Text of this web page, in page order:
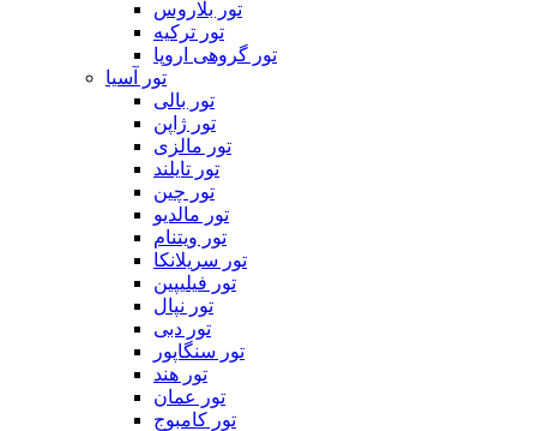
تور بلاروس
تور ترکیه
تور گروهی اروپا
تور آسیا
تور بالی
تور ژاپن
تور مالزی
تور تایلند
تور چین
تور مالدیو
تور ویتنام
تور سریلانکا
تور فیلیپین
تور نپال
تور دبی
تور سنگاپور
تور هند
تور عمان
تور کامبوج